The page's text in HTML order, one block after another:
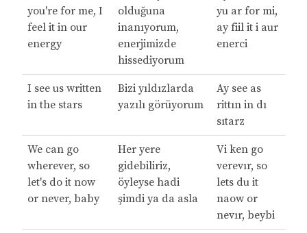
you're for me, I
feel it in our
energy
olduğuna
inanıyorum,
enerjimizde
hissediyorum
yu ar for mi,
ay fiil it i aur
enerci
I see us written
in the stars
Bizi yıldızlarda
yazılı görüyorum
Ay see as
rittın in dı
sıtarz
We can go
wherever, so
let's do it now
or never, baby
Her yere
gidebiliriz,
öyleyse hadi
şimdi ya da asla
Vi ken go
verevır, so
lets du it
naow or
nevır, beybi